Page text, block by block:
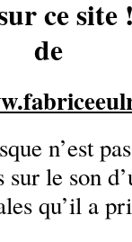
ce
de
n’est
le son
qu’il a